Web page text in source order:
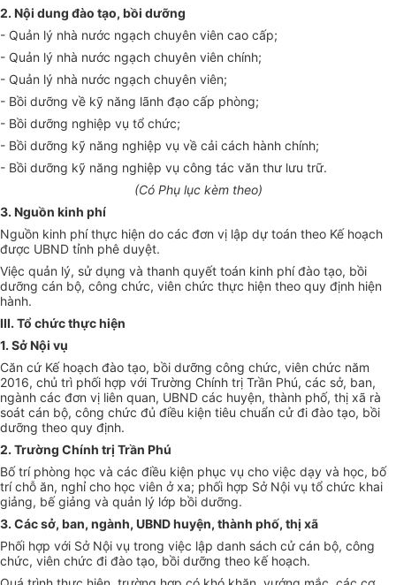
2. Nội dung đào tạo, bồi dưỡng
- Quản lý nhà nước ngạch chuyên viên cao cấp;
- Quản lý nhà nước ngạch chuyên viên chính;
- Quản lý nhà nước ngạch chuyên viên;
- Bồi dưỡng về kỹ năng lãnh đạo cấp phòng;
- Bồi dưỡng nghiệp vụ tổ chức;
- Bồi dưỡng kỹ năng nghiệp vụ về cải cách hành chính;
- Bồi dưỡng kỹ năng nghiệp vụ công tác văn thư lưu trữ.
(Có Phụ lục kèm theo)
3. Nguồn kinh phí
Nguồn kinh phí thực hiện do các đơn vị lập dự toán theo Kế hoạch
được UBND tỉnh phê duyệt.
Việc quản lý, sử dụng và thanh quyết toán kinh phí đào tạo, bồi
dưỡng cán bộ, công chức, viên chức thực hiện theo quy định hiện
hành.
III. Tổ chức thực hiện
1. Sở Nội vụ
Căn cứ Kế hoạch đào tạo, bồi dưỡng công chức, viên chức năm
2016, chủ trì phối hợp với Trường Chính trị Trần Phú, các sở, ban,
ngành các đơn vị liên quan, UBND các huyện, thành phố, thị xã rà
soát cán bộ, công chức đủ điều kiện tiêu chuẩn cử đi đào tạo, bồi
dưỡng theo quy định.
2. Trường Chính trị Trần Phú
Bố trí phòng học và các điều kiện phục vụ cho việc dạy và học, bố
trí chỗ ăn, nghỉ cho học viên ở xa; phối hợp Sở Nội vụ tổ chức khai
giảng, bế giảng và quản lý lớp bồi dưỡng.
3. Các sở, ban, ngành, UBND huyện, thành phố, thị xã
Phối hợp với Sở Nội vụ trong việc lập danh sách cử cán bộ, công
chức, viên chức đi đào tạo, bồi dưỡng theo kế hoạch.